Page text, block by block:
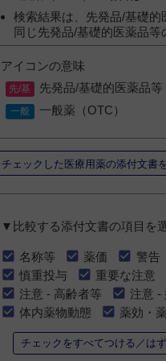
検索結果は、先発品/基礎的
同じ先発品/基礎的医薬品
アイコンの意味
先発品/基礎的医薬品等
一般薬（OTC）
チェックした医療用薬の添付文書
▼比較する添付文書の項目を
名称等 薬価 警告
慎重投与
重要な注意
注意 - 高齢者等
注意 -
体内薬物動態
薬効・
チェックをすべてつける／は